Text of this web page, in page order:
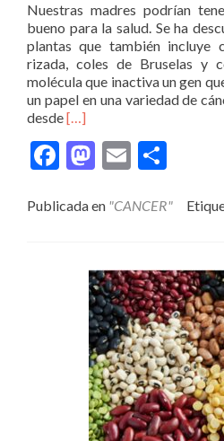
Nuestras madres podrían
bueno para la salud. Se ha
plantas que también incluye
rizada, coles de Bruselas y
molécula que inactiva un gen
un papel en una variedad de
desdeLeer
como
jugador
en
tratamiento
cancer?
[…]
Facebook
Mastodon
Email
Publicada en "CANCER"